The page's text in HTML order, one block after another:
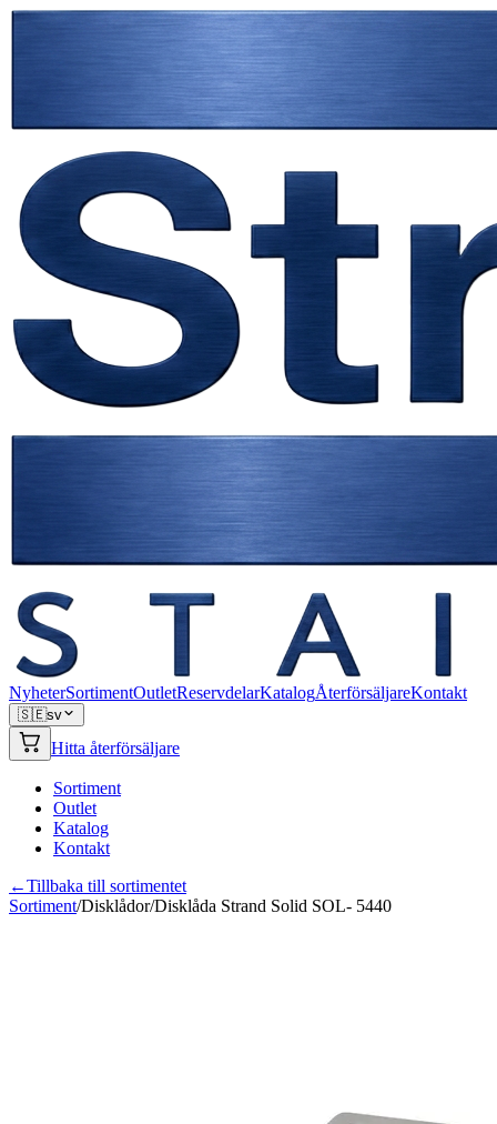
NyheterSortimentOutletReservdelarKatalogÅterförsäljareKontakt
🇸🇪sv
Hitta återförsäljare
Sortiment
Outlet
Katalog
Kontakt
←Tillbaka till sortimentet
Sortiment/Disklådor/Disklåda Strand Solid SOL- 5440